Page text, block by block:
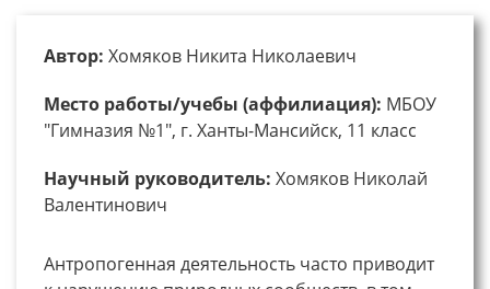
Автор: Хомяков Никита Николаевич
Место работы/учебы (аффилиация): МБОУ
"Гимназия №1", г. Ханты-Мансийск, 11 класс
Научный руководитель: Хомяков Николай
Валентинович
Антропогенная деятельность часто приводит